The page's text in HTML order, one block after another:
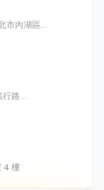
市內湖區瑞
行路6
4 樓